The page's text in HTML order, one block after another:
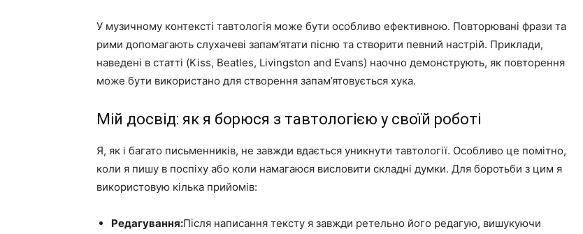
У музичному контексті тавтологія може бути особливо ефективною. Повторювані фрази та
рими допомагають слухачеві запам’ятати пісню та створити певний настрій. Приклади,
наведені в статті (Kiss, Beatles, Livingston and Evans) наочно демонструють, як повторення
може бути використано для створення запам’ятовується хука.
Мій досвід: як я борюся з тавтологією у своїй роботі
Я, як і багато письменників, не завжди вдається уникнути тавтології. Особливо це помітно,
коли я пишу в поспіху або коли намагаюся висловити складні думки. Для боротьби з цим я
використовую кілька прийомів:
Редагування:Після написання тексту я завжди ретельно його редагую, вишукуючи